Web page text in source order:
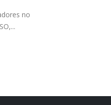
no